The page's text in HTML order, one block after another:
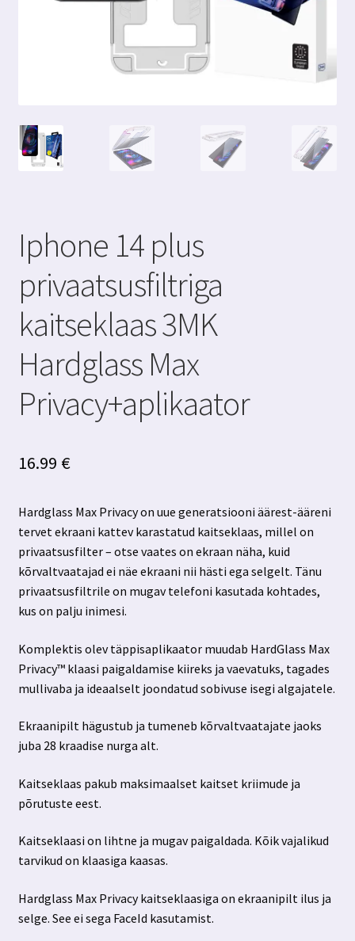
Iphone 14 plus
privaatsusfiltriga
kaitseklaas 3MK
Hardglass Max
Privacy+aplikaator
16.99 €
Hardglass Max Privacy on uue generatsiooni äärest-ääreni
tervet ekraani kattev karastatud kaitseklaas, millel on
privaatsusfilter – otse vaates on ekraan näha, kuid
kõrvaltvaatajad ei näe ekraani nii hästi ega selgelt. Tänu
privaatsusfiltrile on mugav telefoni kasutada kohtades,
kus on palju inimesi.
Komplektis olev täppisaplikaator muudab HardGlass Max
Privacy™ klaasi paigaldamise kiireks ja vaevatuks, tagades
mullivaba ja ideaalselt joondatud sobivuse isegi algajatele.
Ekraanipilt hägustub ja tumeneb kõrvaltvaatajate jaoks
juba 28 kraadise nurga alt.
Kaitseklaas pakub maksimaalset kaitset kriimude ja
põrutuste eest.
Kaitseklaasi on lihtne ja mugav paigaldada. Kõik vajalikud
tarvikud on klaasiga kaasas.
Hardglass Max Privacy kaitseklaasiga on ekraanipilt ilus ja
selge. See ei sega FaceId kasutamist.